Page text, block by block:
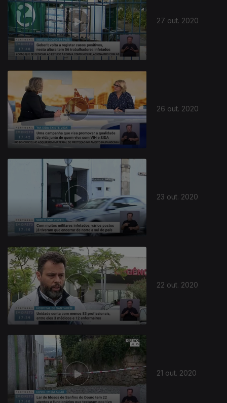
27 out. 2020
26 out. 2020
23 out. 2020
22 out. 2020
21 out. 2020